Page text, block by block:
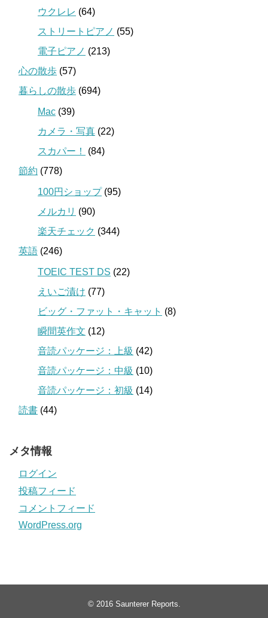
ウクレレ (64)
ストリートピアノ (55)
電子ピアノ (213)
心の散歩 (57)
暮らしの散歩 (694)
Mac (39)
カメラ・写真 (22)
スカパー！
(84)
節約 (778)
100円ショップ(95)
メルカリ (90)
楽天チェック (344)
英語 (246)
TOEIC TEST DS (22)
えいご漬け (77)
ビッグ・ファット・キャット (8)
瞬間英作文 (12)
音読パッケージ：上級 (42)
音読パッケージ：中級 (10)
音読パッケージ：初級 (14)
読書 (44)
メタ情報
ログイン
投稿フィード
コメントフィード
WordPress.org
© 2016 Saunterer Reports.